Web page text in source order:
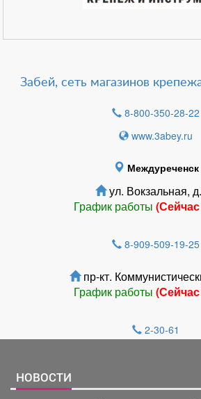
Забей, сеть магазинов
8-800-350-28-22
www.3abey.ru
Междуреченск
ул. Вокзальная,
График работы
8-909-509-19-25
пр-кт.
График работы
2-30-61
НОВОСТИ